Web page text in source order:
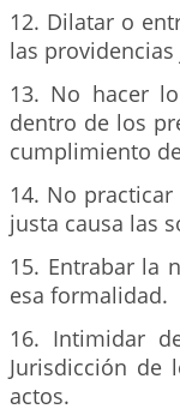
12. Dilatar o
las
13. No hacer
dentro de los
cumplimiento
14. No
justa causa las
15. Entrabar la
esa formalidad.
16. Intimidar
Jurisdicción de
actos.